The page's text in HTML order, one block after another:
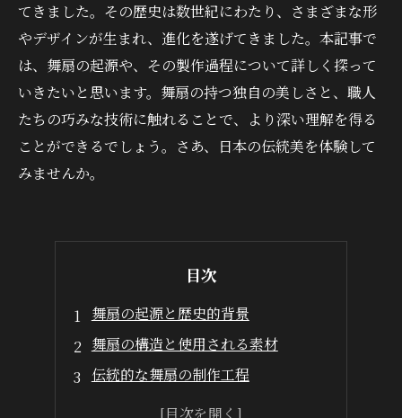
てきました。その歴史は数世紀にわたり、さまざまな形
やデザインが生まれ、進化を遂げてきました。本記事で
は、舞扇の起源や、その製作過程について詳しく探って
いきたいと思います。舞扇の持つ独自の美しさと、職人
たちの巧みな技術に触れることで、より深い理解を得る
ことができるでしょう。さあ、日本の伝統美を体験して
みませんか。
目次
舞扇の起源と歴史的背景
舞扇の構造と使用される素材
伝統的な舞扇の制作工程
地域ごとの舞扇の特徴と違い